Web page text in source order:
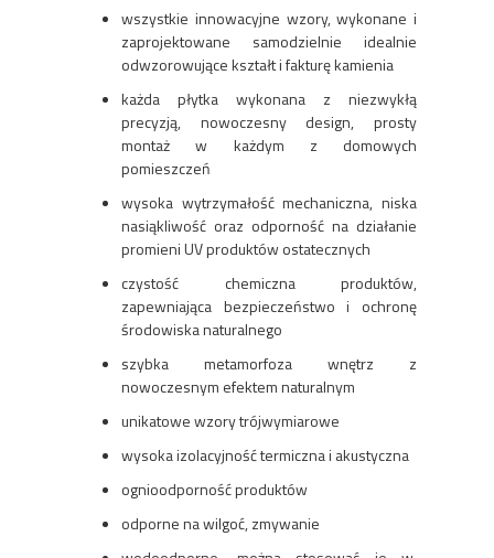
wszystkie innowacyjne wzory, wykonane i
zaprojektowane samodzielnie idealnie
odwzorowujące kształt i fakturę kamienia
każda płytka wykonana z niezwykłą
precyzją, nowoczesny design, prosty
montaż w każdym z domowych
pomieszczeń
wysoka wytrzymałość mechaniczna, niska
nasiąkliwość oraz odporność na działanie
promieni UV produktów ostatecznych
czystość chemiczna produktów,
zapewniająca bezpieczeństwo i ochronę
środowiska naturalnego
szybka metamorfoza wnętrz z
nowoczesnym efektem naturalnym
unikatowe wzory trójwymiarowe
wysoka izolacyjność termiczna i akustyczna
ognioodporność produktów
odporne na wilgoć, zmywanie